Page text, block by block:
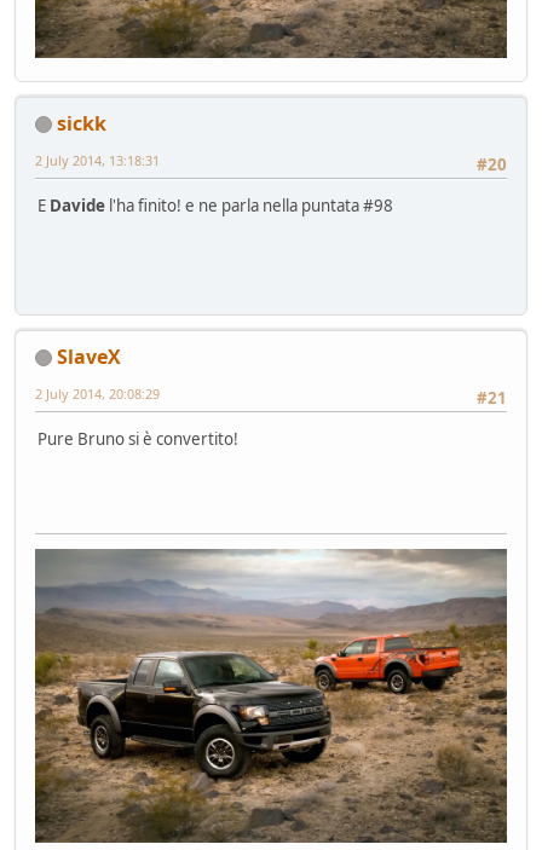
sickk
#20
2 July 2014, 13:18:31
E Davide l'ha finito! e ne parla nella puntata #98
SlaveX
#21
2 July 2014, 20:08:29
Pure Bruno si è convertito!